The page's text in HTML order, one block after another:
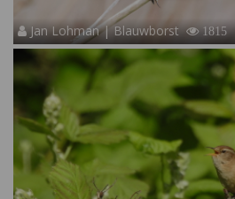
Jan Lohman | Blauwborst 1815